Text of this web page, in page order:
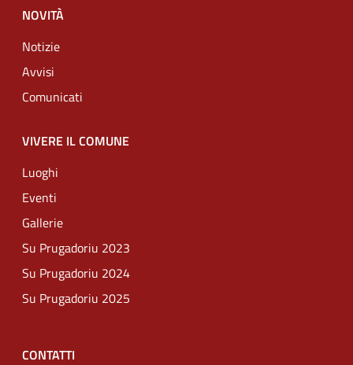
NOVITÀ
Notizie
Avvisi
Comunicati
VIVERE IL COMUNE
Luoghi
Eventi
Gallerie
Su Prugadoriu 2023
Su Prugadoriu 2024
Su Prugadoriu 2025
CONTATTI